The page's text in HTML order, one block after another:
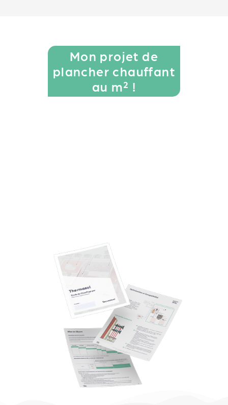
Mon projet de
plancher chauffant
au m² !